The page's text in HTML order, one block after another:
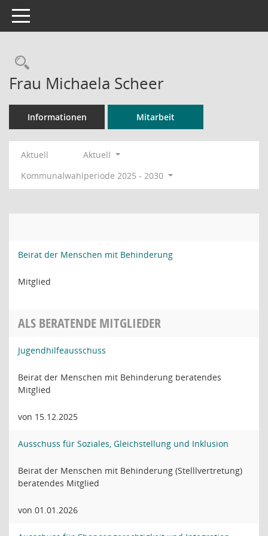
Toggle navigation
Rechercheauswahl
Frau Michaela Scheer
Informationen Mitarbeit
Aktuell
Aktuell
Kommunalwahlperiode 2025 - 2030
Beirat der Menschen mit Behinderung
Mitglied
ALS BERATENDE MITGLIEDER
Jugendhilfeausschuss
Beirat der Menschen mit Behinderung beratendes
Mitglied
von 15.12.2025
Ausschuss für Soziales, Gleichstellung und Inklusion
Beirat der Menschen mit Behinderung (Stelllvertretung)
beratendes Mitglied
von 01.01.2026